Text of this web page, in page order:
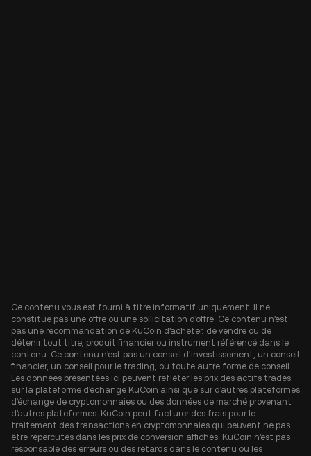
Ce contenu vous est fourni à titre informatif uniquement. Il ne
constitue pas une offre ou une sollicitation d'offre. Ce contenu n'est
pas une recommandation de KuCoin d'acheter, de vendre ou de
détenir tout titre, produit financier ou instrument référencé dans le
contenu. Ce contenu n'est pas un conseil d'investissement, un conseil
financier, un conseil pour le trading, ou toute autre forme de conseil.
Les données présentées ici peuvent refléter les prix des actifs tradés
sur la plateforme d'échange KuCoin ainsi que sur d'autres plateformes
d'échange de cryptomonnaies ou des données de marché provenant
d'autres plateformes. KuCoin peut facturer des frais pour le
traitement des transactions en cryptomonnaies qui peuvent ne pas
être répercutés dans les prix de conversion affichés. KuCoin n'est pas
responsable des erreurs ou des retards dans le contenu ou les